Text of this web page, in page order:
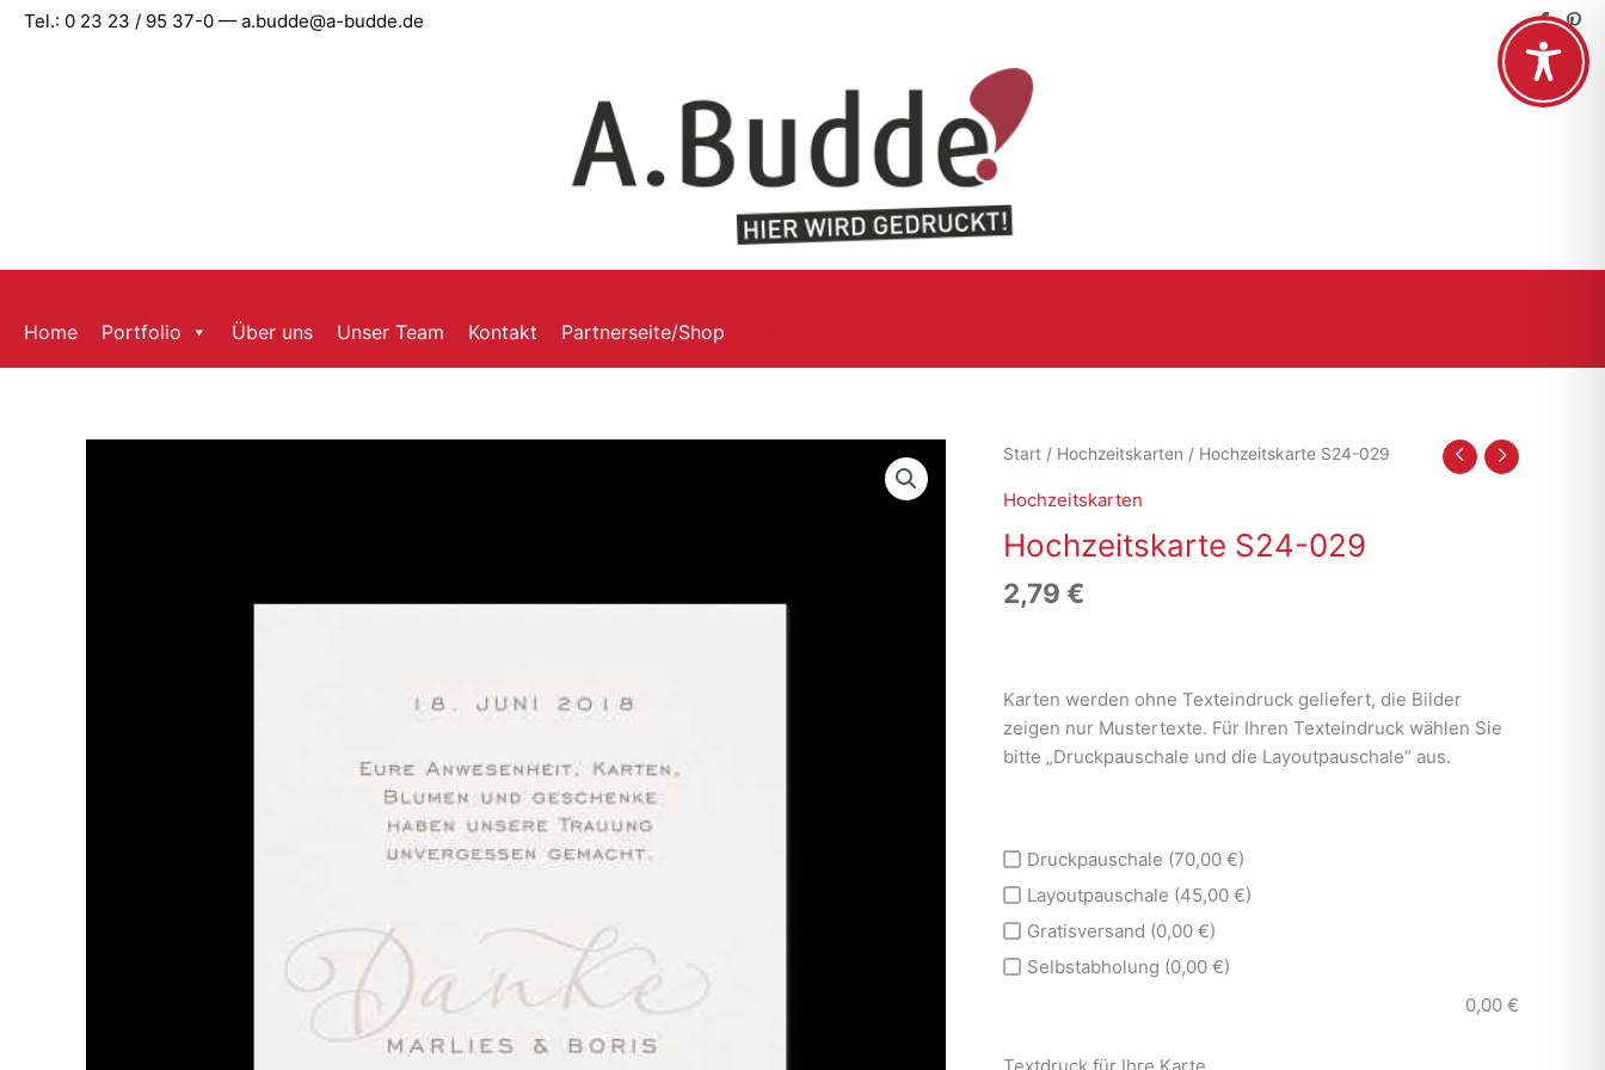
ZumTel.: 0 23 23 / 95 37-0 — a.budde@a-budde.de
Home Portfolio Über uns Unser Team Kontakt Partnerseite/Shop
Start / Hochzeitskarten / Hochzeitskarte S24-029
Hochzeitskarten
Hochzeitskarte S24-029
2,79 €
Karten werden ohne Texteindruck geliefert, die Bilder
zeigen nur Mustertexte. Für Ihren Texteindruck wählen Sie
bitte „Druckpauschale und die Layoutpauschale“ aus.
Druckpauschale (70,00 €)
Layoutpauschale (45,00 €)
Gratisversand (0,00 €)
Selbstabholung (0,00 €)
0,00 €
Textdruck für Ihre Karte